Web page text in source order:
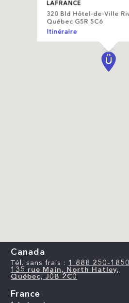
LAFRANCE
320 Bld Hôtel-de-Ville
Québec G5R 5C6
Itinéraire
Canada
Tél. sans frais : 1 888 250-1850
135 rue Main, North Hatley,
Québec, J0B 2C0
France